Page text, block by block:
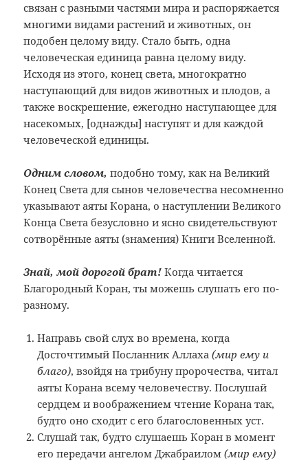
связан с разными частями мира и распоряжается
многими видами растений и животных, он
подобен целому виду. Стало быть, одна
человеческая единица равна целому виду.
Исходя из этого, конец света, многократно
наступающий для видов животных и плодов, а
также воскрешение, ежегодно наступающее для
насекомых, [однажды] наступят и для каждой
человеческой единицы.
Одним словом,подобно тому, как на Великий
Конец Света для сынов человечества несомненно
указывают аяты Корана, о наступлении Великого
Конца Света безусловно и ясно свидетельствуют
сотворённые аяты (знамения) Книги Вселенной.
Знай, мой дорогой брат! Когда читается
Благородный Коран, ты можешь слушать его по-
разному.
Направь свой слух во времена, когда
Досточтимый Посланник Аллаха(мир ему и
благо), взойдя на трибуну пророчества, читал
аяты Корана всему человечеству. Послушай
сердцем и воображением чтение Корана так,
будто оно сходит с его благословенных уст.
Слушай так, будто слушаешь Коран в момент
его передачи ангелом Джабраилом(мир ему)